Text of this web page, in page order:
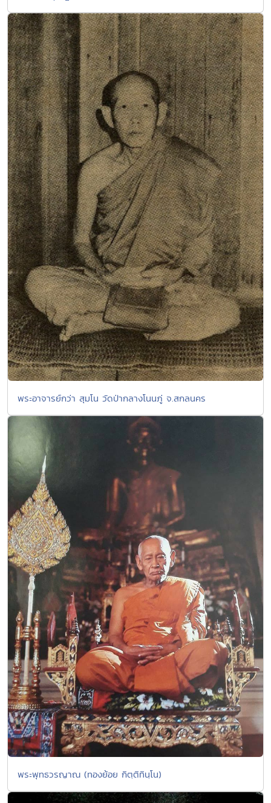
พระอาจารย์กว่า สุมโน วัดป่ากลางโนนภู่ จ.สกลนคร
พระพุทธวรญาณ (ทองย้อย กิตฺติทินฺโน)